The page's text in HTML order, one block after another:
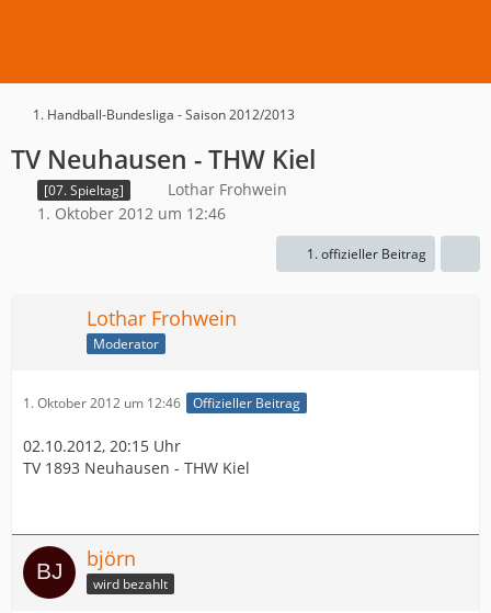
1. Handball-Bundesliga - Saison 2012/2013
TV Neuhausen - THW Kiel
[07. Spieltag]
Lothar Frohwein
1. Oktober 2012 um 12:46
1. offizieller Beitrag
Lothar Frohwein
Moderator
1. Oktober 2012 um 12:46 Offizieller Beitrag
02.10.2012, 20:15 Uhr
TV 1893 Neuhausen - THW Kiel
björn
wird bezahlt